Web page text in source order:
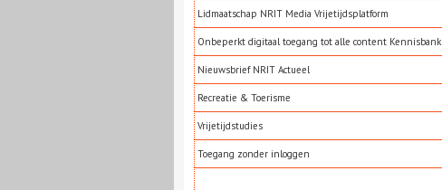
Lidmaatschap NRIT Media Vrijetijdsplatform
Onbeperkt digitaal toegang tot alle content Kennisbank
Nieuwsbrief NRIT Actueel
Recreatie & Toerisme
Vrijetijdstudies
Toegang zonder inloggen